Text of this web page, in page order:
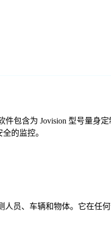
件包含为 Jovision 型号量
的监控。
员、车辆和物体。它在